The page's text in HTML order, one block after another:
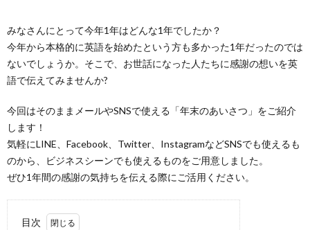
みなさんにとって今年1年はどんな1年でしたか？
今年から本格的に英語を始めたという方も多かった1年だったのでは
ないでしょうか。そこで、お世話になった人たちに感謝の想いを英
語で伝えてみませんか?
今回はそのままメールやSNSで使える「年末のあいさつ」をご紹介
します！
気軽にLINE、Facebook、Twitter、InstagramなどSNSでも使えるも
のから、ビジネスシーンでも使えるものをご用意しました。
ぜひ1年間の感謝の気持ちを伝える際にご活用ください。
目次